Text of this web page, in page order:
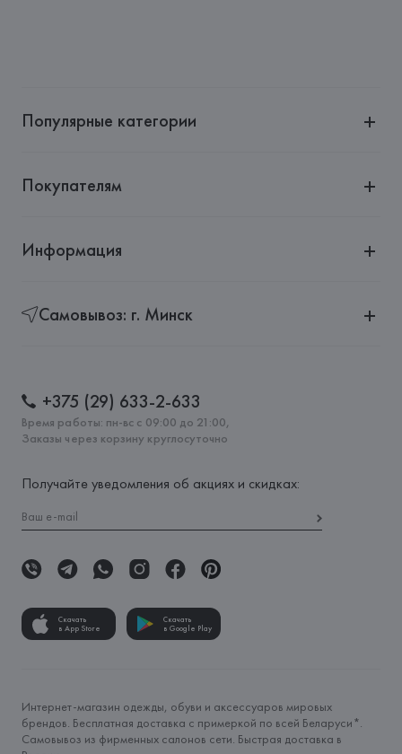
Популярные категории
Покупателям
Информация
Самовывоз: г. Минск
+375 (29) 633-2-633
Время работы: пн-вс с 09:00 до 21:00,
Заказы через корзину круглосуточно
Получайте уведомления об акциях и скидках:
Скачать
в App Store
Скачать
в Google Play
Интернет-магазин одежды, обуви и аксессуаров мировых
брендов. Бесплатная доставка с примеркой по всей Беларуси*.
Самовывоз из фирменных салонов сети. Быстрая доставка в